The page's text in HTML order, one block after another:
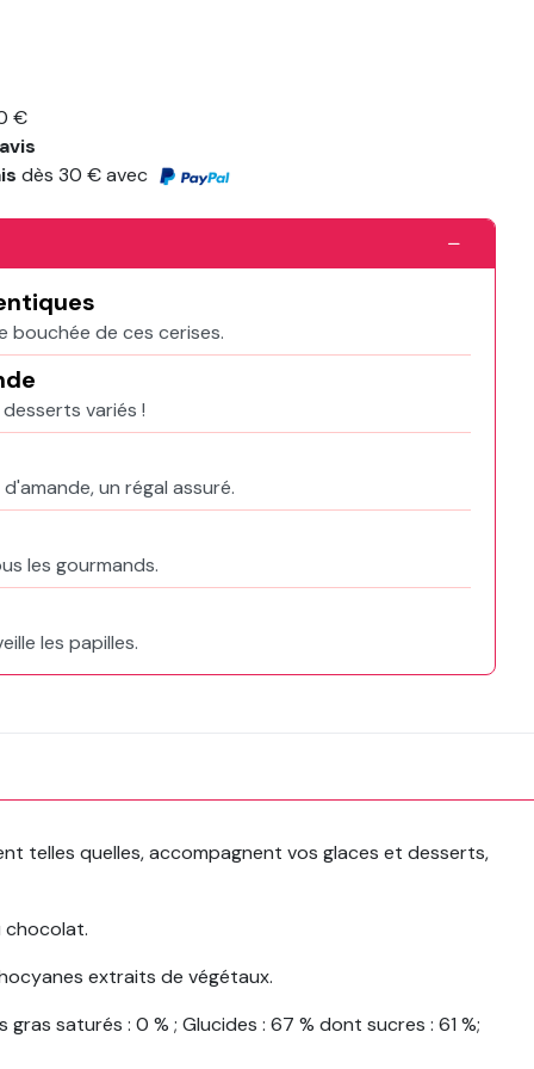
€
dès 30 € avec
bouchée de ces cerises.
variés !
un régal assuré.
les gourmands.
les papilles.
telles quelles, accompagnent vos glaces et desserts,
chocolat.
extraits de végétaux.
saturés : 0 % ; Glucides : 67 % dont sucres : 61 %;